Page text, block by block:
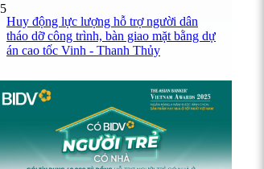
5
Huy động lực lượng hỗ trợ người dân
tháo dỡ công trình, bàn giao mặt bằng dự
án cao tốc Vinh - Thanh Thủy